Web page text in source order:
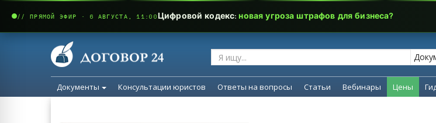
Документы Консультации юристов Ответы на вопросы Статьи Вебинары Цены
// ПРЯМОЙ ЭФИР · 6 АВГУСТА, 11:00Цифровой кодекс:новая угроза штрафов для бизнеса?